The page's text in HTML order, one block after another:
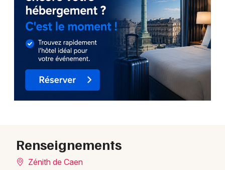
Renseignements
Zénith de Caen